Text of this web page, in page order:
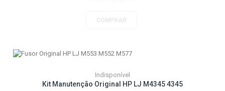
COMPRAR
Indisponível
Kit Manutenção Original HP LJ M4345 4345